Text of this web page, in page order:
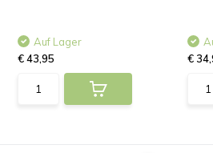
Auf Lager
€ 43,95
€